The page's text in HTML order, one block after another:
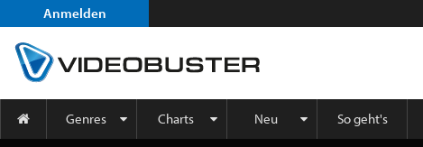
Anmelden
Genres Charts Neu So geht's